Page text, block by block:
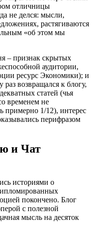
отличницы
не делся: мысли,
растягиваются
«об этом мы
– признак скрытых
аудитории,
ресурс Экономики); и
возвращался к блогу,
статей (чья
временем не
примерно 1/12), интерес
перифразом
и Чат
историями о
покончено. Блог
с полезной
мысль на десяток